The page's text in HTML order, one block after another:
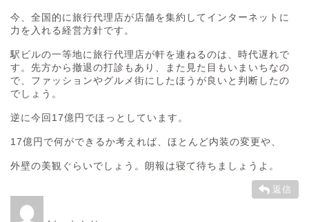
今、全国的に旅行代理店が店舗を集約してインターネットに
力を入れる経営方針です。
駅ビルの一等地に旅行代理店が軒を連ねるのは、時代遅れで
す。先方から撤退の打診もあり、また見た目もいまいちなの
で、ファッションやグルメ街にしたほうが良いと判断したの
でしょう。
逆に今回17億円でほっとしています。
17億円で何ができるか考えれば、ほとんど内装の変更や、
外壁の美観ぐらいでしょう。朗報は寝て待ちましょうよ。
返信